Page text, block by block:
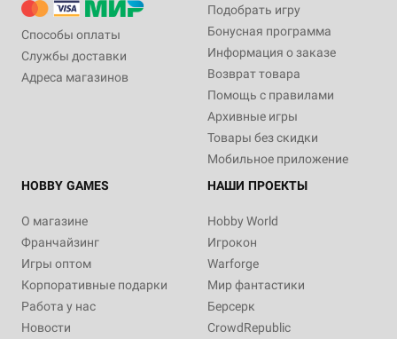
Способы оплаты
Службы доставки
Адреса магазинов
Подобрать игру
Бонусная программа
Информация о заказе
Возврат товара
Помощь с правилами
Архивные игры
Товары без скидки
Мобильное приложение
HOBBY GAMES
О магазине
Франчайзинг
Игры оптом
Корпоративные подарки
Работа у нас
Новости
НАШИ ПРОЕКТЫ
Hobby World
Игрокон
Warforge
Мир фантастики
Берсерк
CrowdRepublic